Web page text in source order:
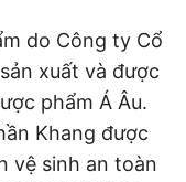
do Công ty Cổ
xuất và được
phẩm Á Âu.
Khang được
vệ sinh an toàn